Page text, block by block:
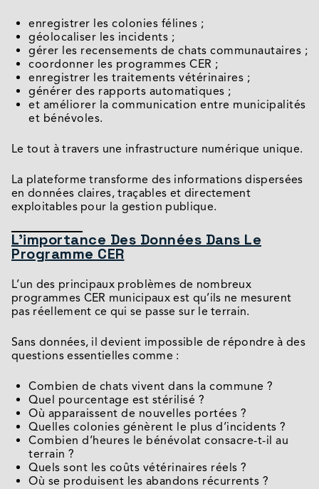
enregistrer les colonies félines ;
géolocaliser les incidents ;
gérer les recensements de chats communautaires ;
coordonner les programmes CER ;
enregistrer les traitements vétérinaires ;
générer des rapports automatiques ;
et améliorer la communication entre municipalités
et bénévoles.
Le tout à travers une infrastructure numérique unique.
La plateforme transforme des informations dispersées
en données claires, traçables et directement
exploitables pour la gestion publique.
L’importance Des Données Dans Le
Programme CER
L’un des principaux problèmes de nombreux
programmes CER municipaux est qu’ils ne mesurent
pas réellement ce qui se passe sur le terrain.
Sans données, il devient impossible de répondre à des
questions essentielles comme :
Combien de chats vivent dans la commune ?
Quel pourcentage est stérilisé ?
Où apparaissent de nouvelles portées ?
Quelles colonies génèrent le plus d’incidents ?
Combien d’heures le bénévolat consacre-t-il au
terrain ?
Quels sont les coûts vétérinaires réels ?
Où se produisent les abandons récurrents ?